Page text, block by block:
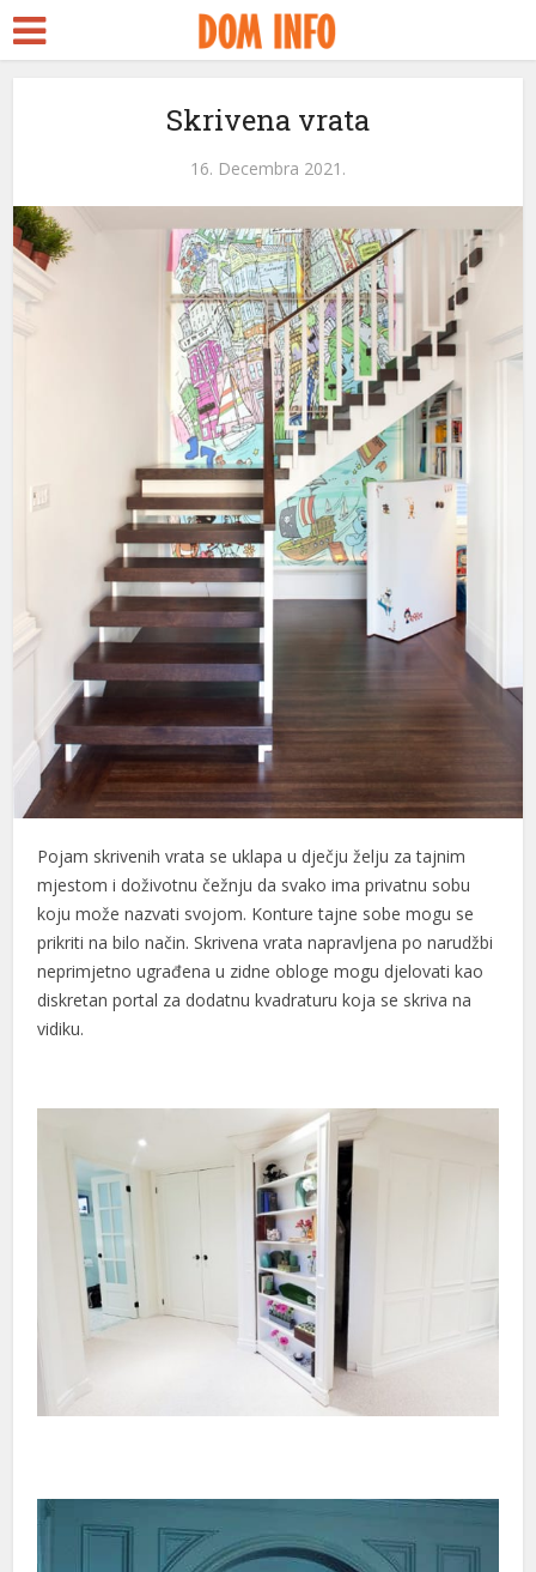
Skrivena vrata
16. Decembra 2021.
Pojam skrivenih vrata se uklapa u dječju želju za tajnim
mjestom i doživotnu čežnju da svako ima privatnu sobu
koju može nazvati svojom. Konture tajne sobe mogu se
prikriti na bilo način. Skrivena vrata napravljena po narudžbi
neprimjetno ugrađena u zidne obloge mogu djelovati kao
diskretan portal za dodatnu kvadraturu koja se skriva na
vidiku.